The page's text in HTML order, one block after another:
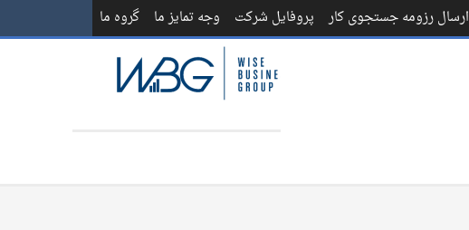
ارسال رزومه جستجوی کار پروفایل شرکت وجه تمایز ما گروه ما